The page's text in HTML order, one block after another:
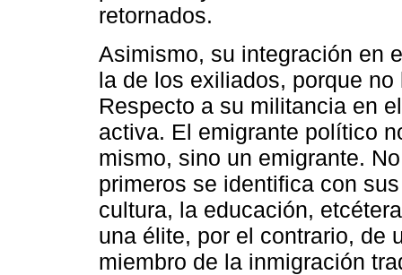
retornados.
Asimismo, su integración en
la de los exiliados, porque
Respecto a su militancia en
activa. El emigrante político
mismo, sino un emigrante.
primeros se identifica con
cultura, la educación,
una élite, por el contrario, de
miembro de la inmigración